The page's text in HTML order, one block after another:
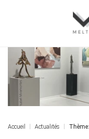
Accueil Actualités